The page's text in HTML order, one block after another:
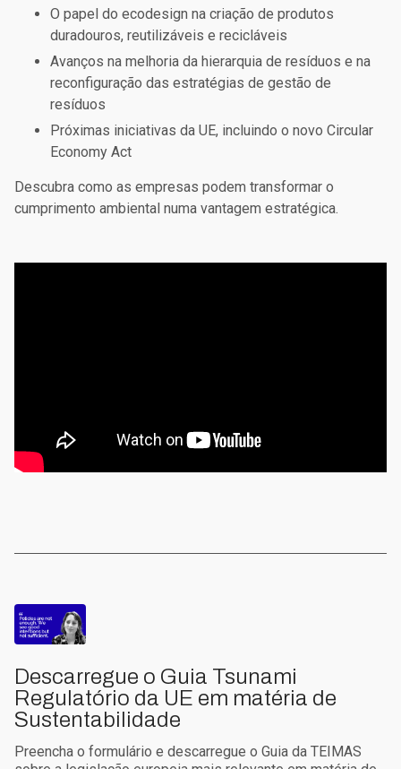
O papel do ecodesign na criação de produtos
duradouros, reutilizáveis e recicláveis
Avanços na melhoria da hierarquia de resíduos e na
reconfiguração das estratégias de gestão de
resíduos
Próximas iniciativas da UE, incluindo o novo Circular
Economy Act
Descubra como as empresas podem transformar o
cumprimento ambiental numa vantagem estratégica.
Descarregue o Guia Tsunami
Regulatório da UE em matéria de
Sustentabilidade
Preencha o formulário e descarregue o Guia da TEIMAS